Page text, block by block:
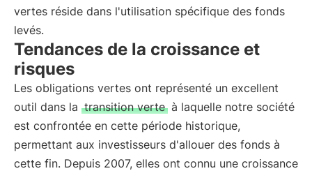
vertes réside dans l'utilisation spécifique des fonds
levés.
Tendances de la croissance et
risques
Les obligations vertes ont représenté un excellent
outil dans la transition verte à laquelle notre société
est confrontée en cette période historique,
permettant aux investisseurs d'allouer des fonds à
cette fin. Depuis 2007, elles ont connu une croissance